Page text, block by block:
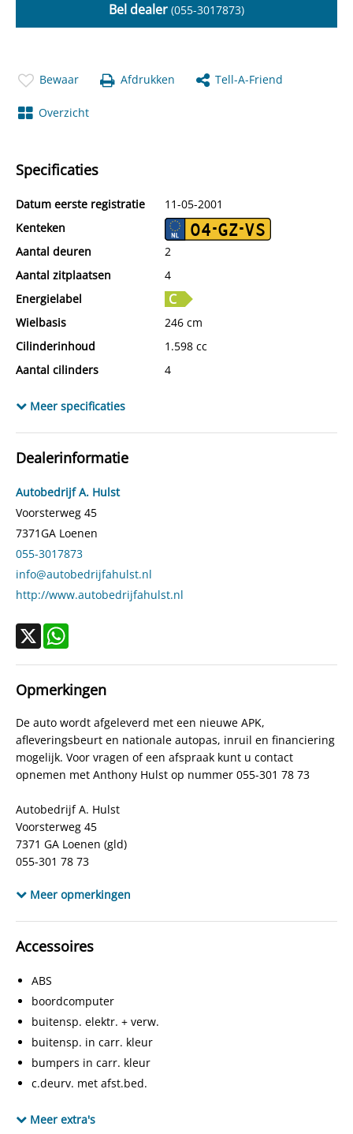
Bel dealer (055-3017873)
Bewaar Afdrukken Tell-A-Friend
Overzicht
Specificaties
Datum eerste registratie
11-05-2001
Kenteken
04-GZ-VS
Aantal deuren
2
Aantal zitplaatsen
4
Energielabel
Wielbasis
246 cm
Cilinderinhoud
1.598 cc
Aantal cilinders
4
Motorrijtuigenbelasting
Modeldatum vanaf
Modeldatum tot
Emissieklasse
Max. trekgewicht
Gecombineerd verbruik
Verbruik stad
Verbruik snelweg
CO₂-emissie
BTW verrekenbaar
Bijtellingspercentage
25%
APK
bij aflevering
Bekleding
Half leder / stof
Locatie
Meer specificaties
Dealerinformatie
Autobedrijf A. Hulst
Voorsterweg 45
7371GA Loenen
055-3017873
info@autobedrijfahulst.nl
http://www.autobedrijfahulst.nl
Opmerkingen
De auto wordt afgeleverd met een nieuwe APK,
afleveringsbeurt en nationale autopas, inruil en financiering
mogelijk. Voor vragen of een afspraak kunt u contact
opnemen met Anthony Hulst op nummer 055-301 78 73
Autobedrijf A. Hulst
Voorsterweg 45
7371 GA Loenen (gld)
055-301 78 73
info@autobedrijfahulst.nl
Meer opmerkingen
Accessoires
ABS
boordcomputer
buitensp. elektr. + verw.
buitensp. in carr. kleur
bumpers in carr. kleur
c.deurv. met afst.bed.
dubbele airbag
Meer extra's